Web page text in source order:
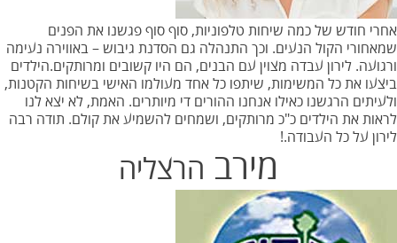
אחרי חודש של כמה שיחות טלפוניות, סוף סוף פגשנו את הפנים
שמאחורי הקול הנעים. וכך התנהלה גם הסדנת גיבוש – באווירה נעימה
ורגועה. לירון עבדה מצוין עם הבנים, הם היו קשובים ומרותקים.הילדים
ביצעו את כל המשימות, שיתפו כל אחד מעולמו האישי בשיחות הקטנות,
ולעיתים הרגשנו כאילו אנחנו ההורים די מיותרים. האמת, לא יצא לנו
לראות את הילדים כ"כ מרותקים, ושמחים להשמיע את קולם. תודה רבה
לירון על כל העבודה.!
מירב הרצליה